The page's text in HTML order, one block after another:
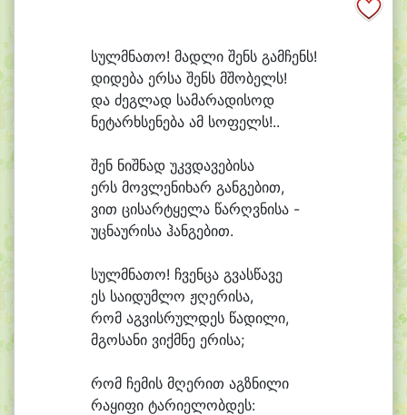
სულმნათო! მადლი შენს გამჩენს!
დიდება ერსა შენს მშობელს!
და ძეგლად სამარადისოდ
ნეტარხსენება ამ სოფელს!..
შენ ნიშნად უკვდავებისა
ერს მოვლენიხარ განგებით,
ვით ცისარტყელა წარღვნისა -
უცნაურისა ჰანგებით.
სულმნათო! ჩვენცა გვასწავე
ეს საიდუმლო ჟღერისა,
რომ აგვისრულდეს წადილი,
მგოსანი ვიქმნე ერისა;
რომ ჩემის მღერით აგზნილი
რაყიფი ტარიელობდეს: